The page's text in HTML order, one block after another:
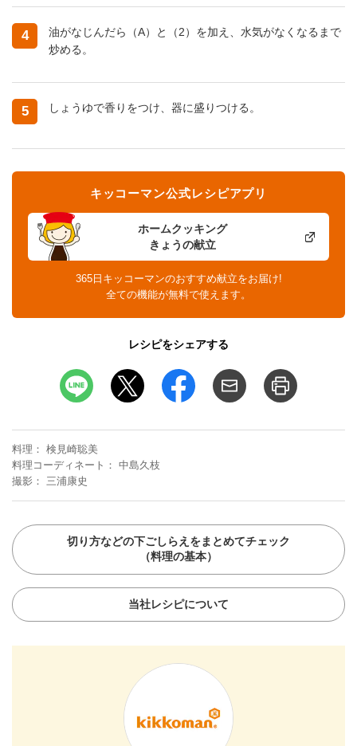
4
油がなじんだら（A）と（2）を加え、水気がなくなるまで
炒める。
5 しょうゆで香りをつけ、器に盛りつける。
ホームクッキング
きょうの献立
キッコーマン公式レシピアプリ
365日キッコーマンのおすすめ献立をお届け!
全ての機能が無料で使えます。
レシピをシェアする
料理
検見崎聡美
料理コーディネート
中島久枝
撮影
三浦康史
切り方などの下ごしらえをまとめてチェック
（料理の基本）
当社レシピについて